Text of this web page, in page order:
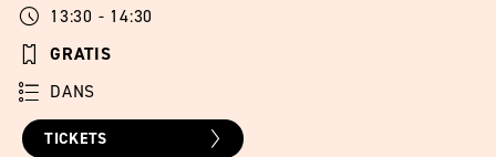
13:30 - 14:30
GRATIS
DANS
TICKETS